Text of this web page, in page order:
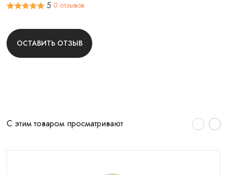
5 0 отзывов
ОСТАВИТЬ ОТЗЫВ
С этим товаром просматривают